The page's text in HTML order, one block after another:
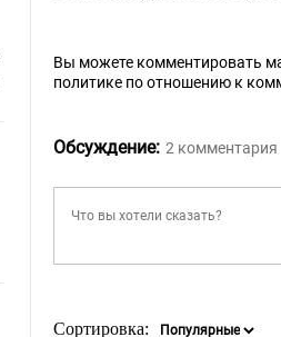
Вы можете комментировать
политике по отношению к
Обсуждение: 2 комментария
Сортировка: